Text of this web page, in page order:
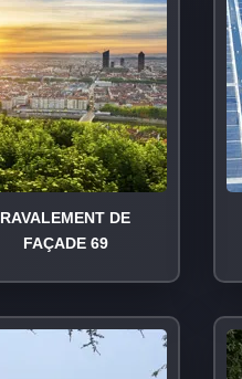
RAVALEMENT DE
FAÇADE 69